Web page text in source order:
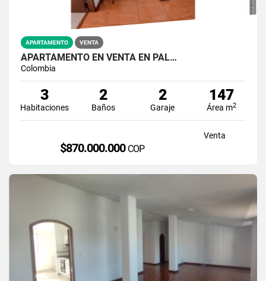
APARTAMENTO VENTA
APARTAMENTO EN VENTA EN PAL…
Colombia
3
Habitaciones
2
Baños
2
Garaje
147
Área m2
Venta
$870.000.000 COP